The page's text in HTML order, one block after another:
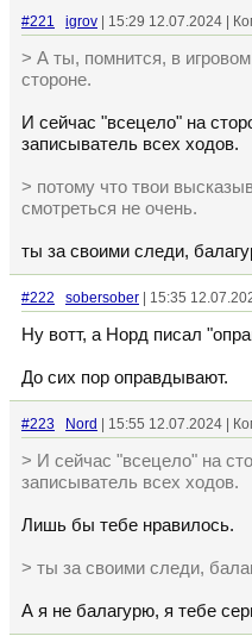
#221 igrov | 15:29 12.07.2024 |
> А ты, помнится, в
стороне.
И сейчас "всецело" на
записыватель всех ходов.
> потому что твои
смотреться не очень.
ты за своими следи,
#222 sobersober | 15:35
Ну вотт, а Норд писал
До сих пор оправдывают.
#223 Nord | 15:55 12.07.2024 |
> И сейчас "всецело" на
записыватель всех ходов.
Лишь бы тебе нравилось.
> ты за своими следи,
А я не балагурю, я тебе